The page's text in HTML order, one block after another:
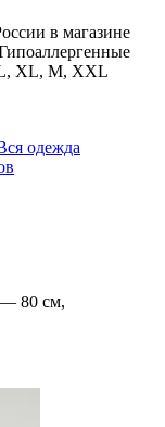
в магазине
L, XL, M, XXL
одежда
— 80 см,